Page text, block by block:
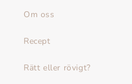
Om oss
Recept
Rätt eller rövigt?